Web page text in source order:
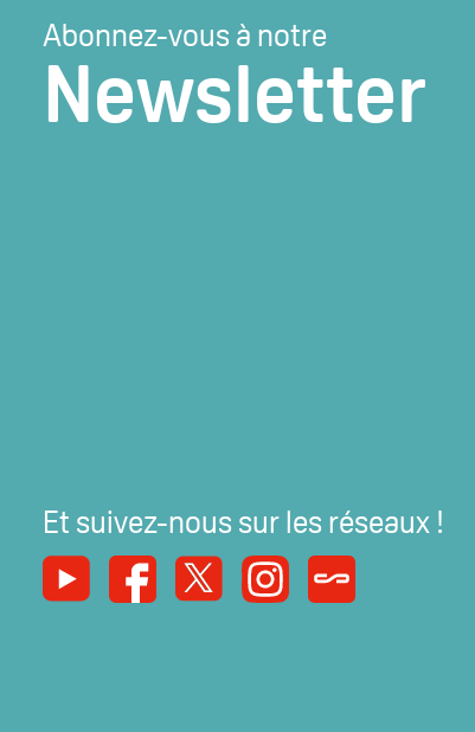
Abonnez-vous à notre
Newsletter
Et suivez-nous sur les réseaux !
YoutubeFacebook
X InstagramSyndicats Magazine